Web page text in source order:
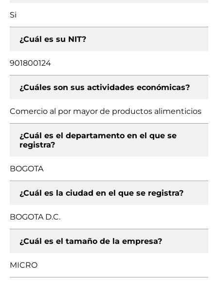
Si
¿Cuál es su NIT?
901800124
¿Cuáles son sus actividades económicas?
Comercio al por mayor de productos alimenticios
¿Cuál es el departamento en el que se
registra?
BOGOTA
¿Cuál es la ciudad en el que se registra?
BOGOTA D.C.
¿Cuál es el tamaño de la empresa?
MICRO